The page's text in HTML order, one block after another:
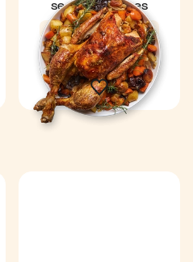
secs & légumes
4,5
1 h 55 min
1 dinde rôtie
6